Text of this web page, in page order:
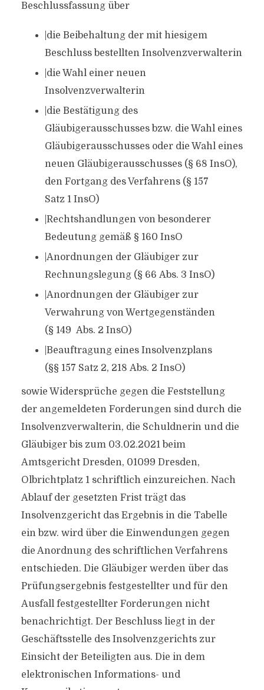
Beschlussfassung über
|die Beibehaltung der mit hiesigem
Beschluss bestellten Insolvenzverwalterin
|die Wahl einer neuen
Insolvenzverwalterin
|die Bestätigung des
Gläubigerausschusses bzw. die Wahl eines
Gläubigerausschusses oder die Wahl eines
neuen Gläubigerausschusses (§ 68 InsO),
den Fortgang des Verfahrens (§ 157
Satz 1 InsO)
|Rechtshandlungen von besonderer
Bedeutung gemäß § 160 InsO
|Anordnungen der Gläubiger zur
Rechnungslegung (§ 66 Abs. 3 InsO)
|Anordnungen der Gläubiger zur
Verwahrung von Wertgegenständen
(§ 149 Abs. 2 InsO)
|Beauftragung eines Insolvenzplans
(§§ 157 Satz 2, 218 Abs. 2 InsO)
sowie Widersprüche gegen die Feststellung
der angemeldeten Forderungen sind durch die
Insolvenzverwalterin, die Schuldnerin und die
Gläubiger bis zum 03.02.2021 beim
Amtsgericht Dresden, 01099 Dresden,
Olbrichtplatz 1 schriftlich einzureichen. Nach
Ablauf der gesetzten Frist trägt das
Insolvenzgericht das Ergebnis in die Tabelle
ein bzw. wird über die Einwendungen gegen
die Anordnung des schriftlichen Verfahrens
entschieden. Die Gläubiger werden über das
Prüfungsergebnis festgestellter und für den
Ausfall festgestellter Forderungen nicht
benachrichtigt. Der Beschluss liegt in der
Geschäftsstelle des Insolvenzgerichts zur
Einsicht der Beteiligten aus. Die in dem
elektronischen Informations- und